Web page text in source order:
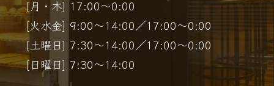
[月・木] 17:00～0:00
[火水金] 9:00～14:00／17:00～0:00
[土曜日] 7:30～14:00／17:00～0:00
[日曜日] 7:30～14:00